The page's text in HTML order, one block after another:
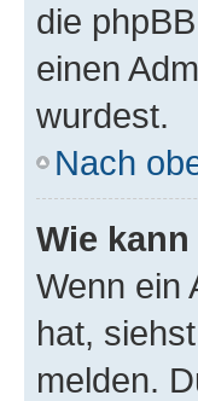
die
einen
wurdest.
Nach
Wie
Wenn ein
hat,
melden.